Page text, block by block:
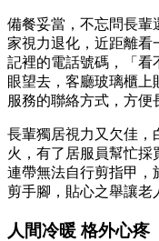
備餐妥當，不忘問長輩
家視力退化，近距離看
記裡的電話號碼，「看
眼望去，客廳玻璃櫃
服務的聯絡方式，方便
長輩獨居視力又欠佳，
火，有了居服員幫忙採
連帶無法自行剪指甲，
剪手腳，貼心之舉讓老
人間冷暖 格外心疼